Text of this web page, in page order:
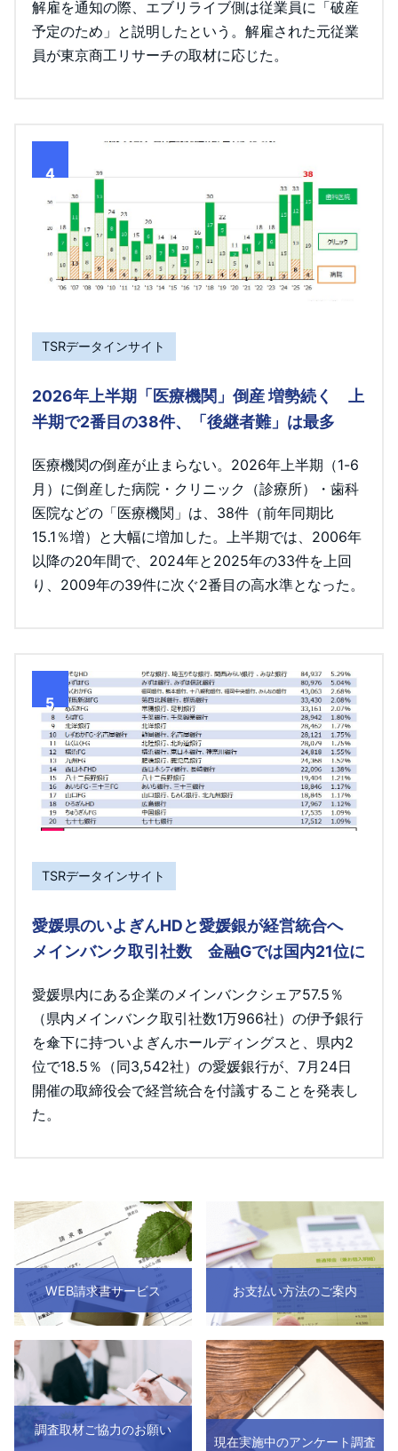
解雇を通知の際、エブリライブ側は従業員に「破産
予定のため」と説明したという。解雇された元従業
員が東京商工リサーチの取材に応じた。
4
TSRデータインサイト
2026年上半期「医療機関」倒産 増勢続く 上
半期で2番目の38件、「後継者難」は最多
医療機関の倒産が止まらない。2026年上半期（1-6
月）に倒産した病院・クリニック（診療所）・歯科
医院などの「医療機関」は、38件（前年同期比
15.1％増）と大幅に増加した。上半期では、2006年
以降の20年間で、2024年と2025年の33件を上回
り、2009年の39件に次ぐ2番目の高水準となった。
5
TSRデータインサイト
愛媛県のいよぎんHDと愛媛銀が経営統合へ
メインバンク取引社数 金融Gでは国内21位に
愛媛県内にある企業のメインバンクシェア57.5％
（県内メインバンク取引社数1万966社）の伊予銀行
を傘下に持ついよぎんホールディングスと、県内2
位で18.5％（同3,542社）の愛媛銀行が、7月24日
開催の取締役会で経営統合を付議することを発表し
た。
WEB請求書サービス お支払い方法のご案内
調査取材ご協力のお願い
現在実施中のアンケート調査